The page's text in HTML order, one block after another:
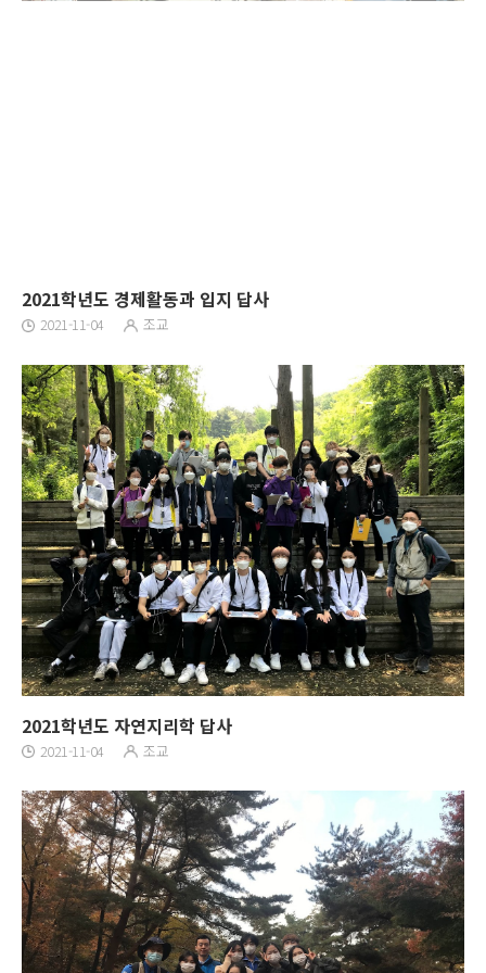
2021학년도 경제활동과 입지 답사
2021-11-04 조교
2021학년도 자연지리학 답사
2021-11-04 조교